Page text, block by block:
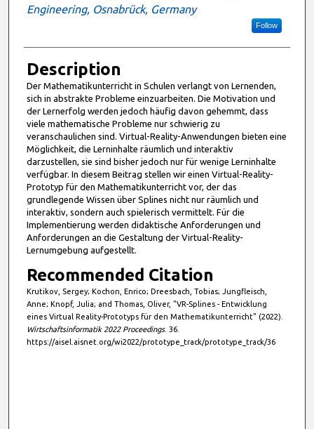
Engineering, Osnabrück, Germany
Follow
Description
Der Mathematikunterricht in Schulen verlangt von Lernenden,
sich in abstrakte Probleme einzuarbeiten. Die Motivation und
der Lernerfolg werden jedoch häufig davon gehemmt, dass
viele mathematische Probleme nur schwierig zu
veranschaulichen sind. Virtual-Reality-Anwendungen bieten eine
Möglichkeit, die Lerninhalte räumlich und interaktiv
darzustellen, sie sind bisher jedoch nur für wenige Lerninhalte
verfügbar. In diesem Beitrag stellen wir einen Virtual-Reality-
Prototyp für den Mathematikunterricht vor, der das
grundlegende Wissen über Splines nicht nur räumlich und
interaktiv, sondern auch spielerisch vermittelt. Für die
Implementierung werden didaktische Anforderungen und
Anforderungen an die Gestaltung der Virtual-Reality-
Lernumgebung aufgestellt.
Recommended Citation
Krutikov, Sergey; Kochon, Enrico; Dreesbach, Tobias; Jungfleisch,
Anne; Knopf, Julia; and Thomas, Oliver, "VR-Splines - Entwicklung
eines Virtual Reality-Prototyps für den Mathematikunterricht" (2022).
Wirtschaftsinformatik 2022 Proceedings. 36.
https://aisel.aisnet.org/wi2022/prototype_track/prototype_track/36